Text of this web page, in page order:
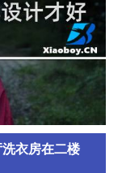
衣房在二楼